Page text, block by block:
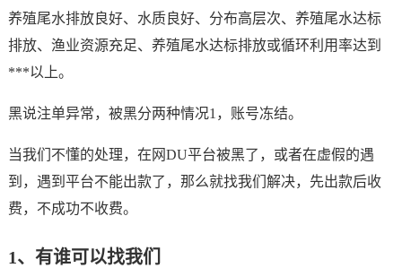
养殖尾水排放良好、水质良好、分布高层次、养殖尾水达标
排放、渔业资源充足、养殖尾水达标排放或循环利用率达到
***以上。
黑说注单异常，被黑分两种情况1，账号冻结。
当我们不懂的处理，在网DU平台被黑了，或者在虚假的遇
到，遇到平台不能出款了，那么就找我们解决，先出款后收
费，不成功不收费。
1、有谁可以找我们